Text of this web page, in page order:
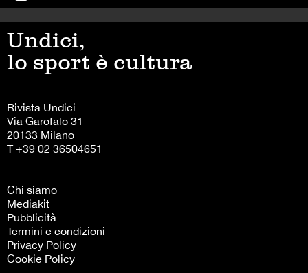
Undici,
lo sport è cultura
Rivista Undici
Via Garofalo 31
20133 Milano
T +39 02 36504651
Chi siamo
Mediakit
Pubblicità
Termini e condizioni
Privacy Policy
Cookie Policy